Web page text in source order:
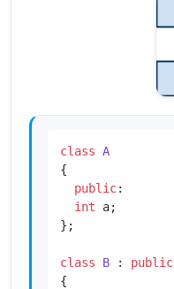
class A
{
public:
int a;
};
class B : public
{